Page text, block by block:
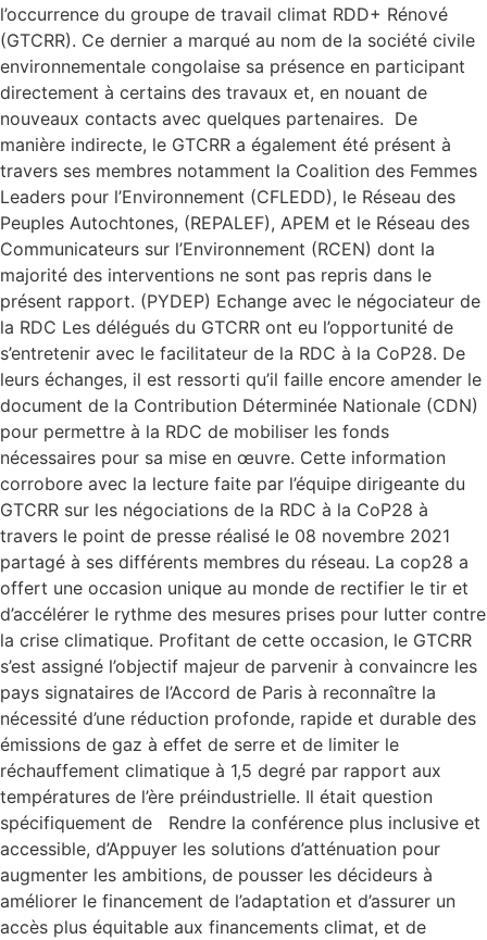
l’occurrence du groupe de travail climat RDD+ Rénové
(GTCRR). Ce dernier a marqué au nom de la société civile
environnementale congolaise sa présence en participant
directement à certains des travaux et, en nouant de
nouveaux contacts avec quelques partenaires. De
manière indirecte, le GTCRR a également été présent à
travers ses membres notamment la Coalition des Femmes
Leaders pour l’Environnement (CFLEDD), le Réseau des
Peuples Autochtones, (REPALEF), APEM et le Réseau des
Communicateurs sur l’Environnement (RCEN) dont la
majorité des interventions ne sont pas repris dans le
présent rapport. (PYDEP) Echange avec le négociateur de
la RDC Les délégués du GTCRR ont eu l’opportunité de
s’entretenir avec le facilitateur de la RDC à la CoP28. De
leurs échanges, il est ressorti qu’il faille encore amender le
document de la Contribution Déterminée Nationale (CDN)
pour permettre à la RDC de mobiliser les fonds
nécessaires pour sa mise en œuvre. Cette information
corrobore avec la lecture faite par l’équipe dirigeante du
GTCRR sur les négociations de la RDC à la CoP28 à
travers le point de presse réalisé le 08 novembre 2021
partagé à ses différents membres du réseau. La cop28 a
offert une occasion unique au monde de rectifier le tir et
d’accélérer le rythme des mesures prises pour lutter contre
la crise climatique. Profitant de cette occasion, le GTCRR
s’est assigné l’objectif majeur de parvenir à convaincre les
pays signataires de l’Accord de Paris à reconnaître la
nécessité d’une réduction profonde, rapide et durable des
émissions de gaz à effet de serre et de limiter le
réchauffement climatique à 1,5 degré par rapport aux
températures de l’ère préindustrielle. Il était question
spécifiquement de Rendre la conférence plus inclusive et
accessible, d’Appuyer les solutions d’atténuation pour
augmenter les ambitions, de pousser les décideurs à
améliorer le financement de l’adaptation et d’assurer un
accès plus équitable aux financements climat, et de